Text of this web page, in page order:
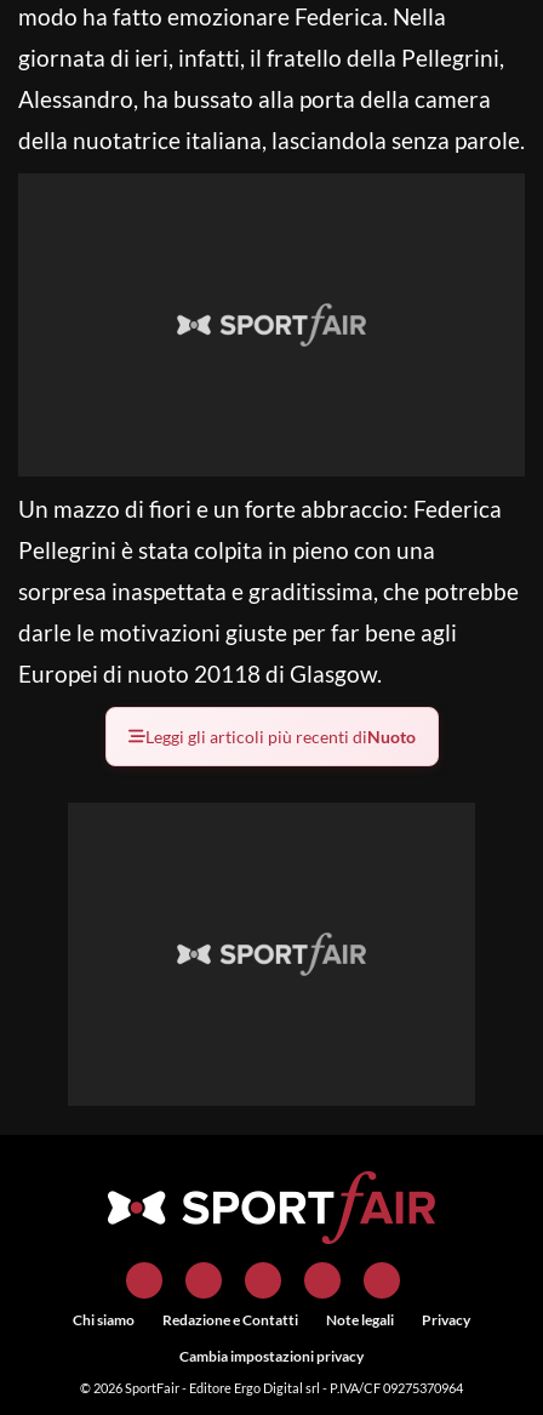
modo ha fatto emozionare Federica. Nella
giornata di ieri, infatti, il fratello della Pellegrini,
Alessandro, ha bussato alla porta della camera
della nuotatrice italiana, lasciandola senza parole.
Un mazzo di fiori e un forte abbraccio: Federica
Pellegrini è stata colpita in pieno con una
sorpresa inaspettata e graditissima, che potrebbe
darle le motivazioni giuste per far bene agli
Europei di nuoto 20118 di Glasgow.
Leggi gli articoli più recenti diNuoto
Chi siamo Redazione e Contatti Note legali
Privacy
Cambia impostazioni privacy
© 2026SportFair- Editore Ergo Digital srl - P.IVA/CF 09275370964